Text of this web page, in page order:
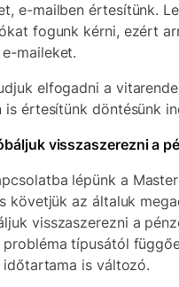
e-mailben értesítünk.
fogunk kérni, ezért
maileket.
elfogadni a
is értesítünk döntésünk
visszaszerezni a
lépünk a
követjük az általuk
visszaszerezni a
probléma típusától
időtartama is változó.